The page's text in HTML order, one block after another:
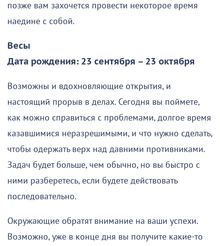
позже вам захочется провести некоторое время
наедине с собой.
Весы
Дата рождения: 23 сентября – 23 октября
Возможны и вдохновляющие открытия, и
настоящий прорыв в делах. Сегодня вы поймете,
как можно справиться с проблемами, долгое время
казавшимися неразрешимыми, и что нужно сделать,
чтобы одержать верх над давними противниками.
Задач будет больше, чем обычно, но вы быстро с
ними разберетесь, если будете действовать
последовательно.
Окружающие обратят внимание на ваши успехи.
Возможно, уже в конце дня вы получите какие-то